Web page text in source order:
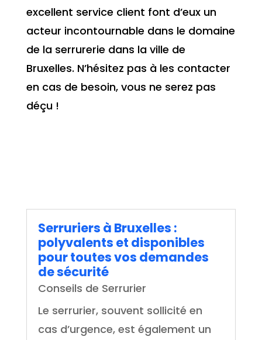
excellent service client font d’eux un
acteur incontournable dans le domaine
de la serrurerie dans la ville de
Bruxelles. N’hésitez pas à les contacter
en cas de besoin, vous ne serez pas
déçu !
Serruriers à Bruxelles :
polyvalents et disponibles
pour toutes vos demandes
de sécurité
Conseils de Serrurier
Le serrurier, souvent sollicité en
cas d’urgence, est également un